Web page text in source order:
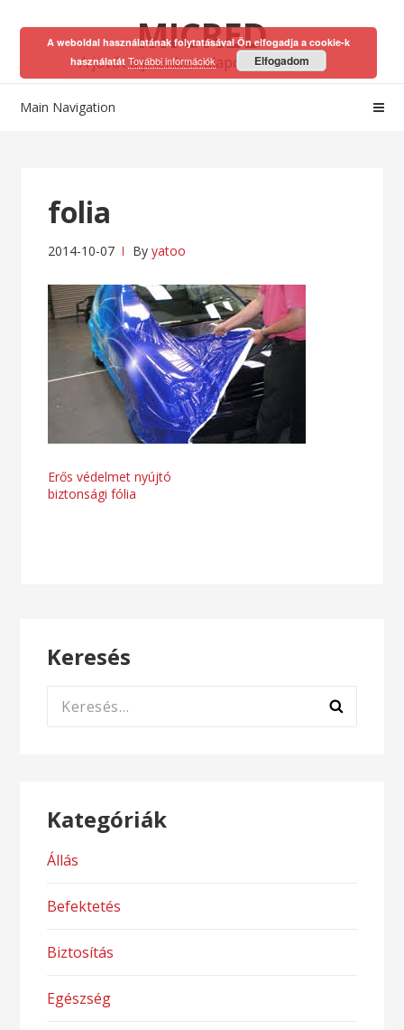
to
navigation
to
content
MICRED
A jövőt a jelenben alapozhatod meg!
Main Navigation
folia
2014-10-07 Byyatoo
Bejegyzés
Erős védelmet nyújtó
biztonsági fólia
Keresés
Keresés:
Kategóriák
Állás
Befektetés
Biztosítás
Egészség
A weboldal használatának folytatásával Ön elfogadja a cookie-k
használatátTovábbi információk Elfogadom